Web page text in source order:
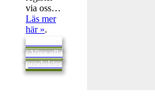
via oss…
Läs mer
här ».
/ Visa alla
produkter